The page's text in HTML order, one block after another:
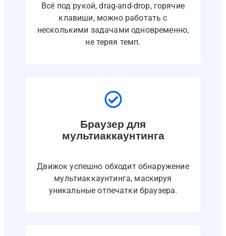
Всё под рукой, drag-and-drop, горячие
клавиши, можно работать с
несколькими задачами одновременно,
не теряя темп.
Браузер для
мультиаккаунтинга
Движок успешно обходит обнаружение
мультиаккаунтинга, маскируя
уникальные отпечатки браузера.